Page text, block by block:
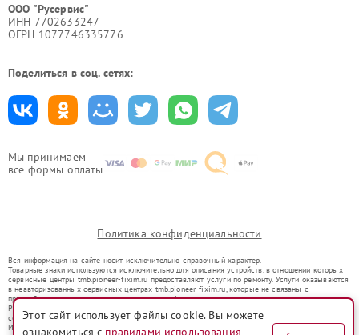
Мы принимаем
все формы оплаты
ООО "Русервис"
ИНН 7702633247
ОГРН 1077746335776
Поделиться в соц. сетях:
Политика конфиденциальности
Вся информация на сайте носит исключительно справочный характер.
Товарные знаки используются исключительно для описания устройств, в отношении которых
сервисные центры tmb.pioneer-fixim.ru предоставляют услуги по ремонту. Услуги оказываются
в неавторизованных сервисных центрах tmb.pioneer-fixim.ru, которые не связаны с
правообладателями товарных знаков или их официальными представителями.
Ремонт осуществляется для устройств, уже введенных в гражданский оборот в соответствии
со статьей 1487 ГК РФ.
Использование товарных знаков не преследует цели индивидуализации услуг или введения
Этот сайт использует файлы cookie. Вы можете
ознакомиться с правилами использования